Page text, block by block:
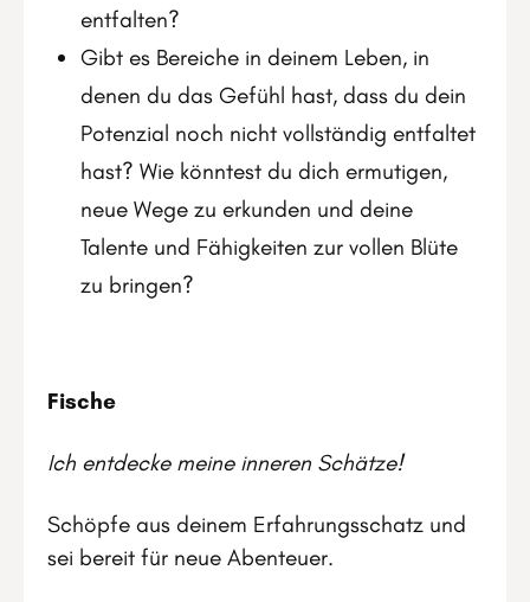
entfalten?
Gibt es Bereiche in deinem Leben, in
denen du das Gefühl hast, dass du dein
Potenzial noch nicht vollständig entfaltet
hast? Wie könntest du dich ermutigen,
neue Wege zu erkunden und deine
Talente und Fähigkeiten zur vollen Blüte
zu bringen?
Fische
Ich entdecke meine inneren Schätze!
Schöpfe aus deinem Erfahrungsschatz und
sei bereit für neue Abenteuer.